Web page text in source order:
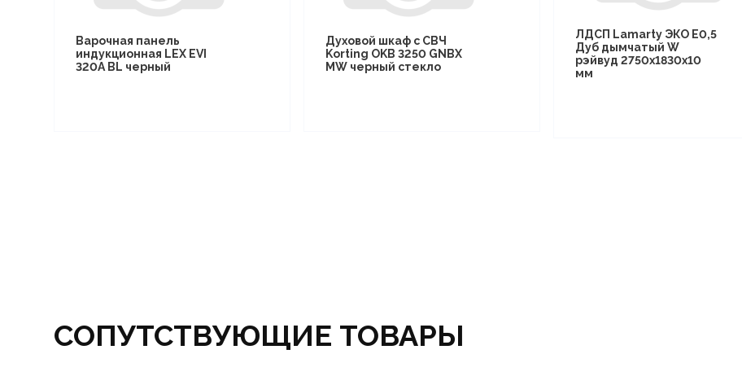
Варочная панель
индукционная LEX EVI
320A BL черный
Духовой шкаф с СВЧ
Korting OKB 3250 GNBX
MW черный стекло
ЛДСП Lamarty ЭКО E0,5
Дуб дымчатый W
рэйвуд 2750х1830х10
мм
СОПУТСТВУЮЩИЕ ТОВАРЫ